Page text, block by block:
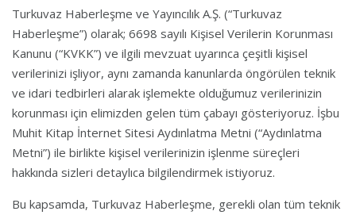
Turkuvaz Haberleşme ve Yayıncılık A.Ş. (“Turkuvaz
Haberleşme”) olarak; 6698 sayılı Kişisel Verilerin Korunması
Kanunu (“KVKK”) ve ilgili mevzuat uyarınca çeşitli kişisel
verilerinizi işliyor, aynı zamanda kanunlarda öngörülen teknik
ve idari tedbirleri alarak işlemekte olduğumuz verilerinizin
korunması için elimizden gelen tüm çabayı gösteriyoruz. İşbu
Muhit Kitap İnternet Sitesi Aydınlatma Metni (“Aydınlatma
Metni”) ile birlikte kişisel verilerinizin işlenme süreçleri
hakkında sizleri detaylıca bilgilendirmek istiyoruz.
Bu kapsamda, Turkuvaz Haberleşme, gerekli olan tüm teknik